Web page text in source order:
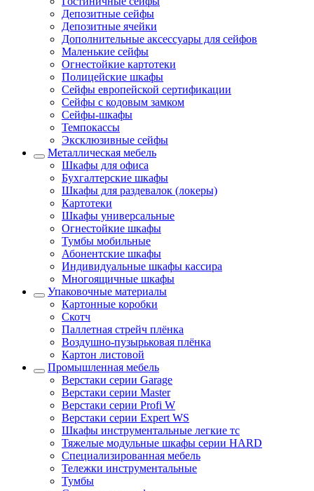
Депозитные сейфы
Депозитные ячейки
Дополнительные аксессуары для сейфов
Маленькие сейфы
Огнестойкие картотеки
Полицейские шкафы
Сейфы европейской сертификации
Сейфы с кодовым замком
Сейфы-шкафы
Темпокассы
Эксклюзивные сейфы
Металлическая мебель
Шкафы для офиса
Бухгалтерские шкафы
Шкафы для раздевалок (локеры)
Картотеки
Шкафы универсальные
Огнестойкие шкафы
Тумбы мобильные
Абонентские шкафы
Индивидуальные шкафы кассира
Многоящичные шкафы
Упаковочные материалы
Картонные коробки
Скотч
Паллетная стрейч плёнка
Воздушно-пузырьковая плёнка
Картон листовой
Промышленная мебель
Верстаки серии Garage
Верстаки серии Master
Верстаки серии Profi W
Верстаки серии Expert WS
Шкафы инструментальные легкие тс
Тяжелые модульные шкафы серии HARD
Cпециализированная мебель
Тележки инструментальные
Тумбы